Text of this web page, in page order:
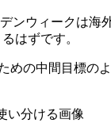
ンウィークは
はずです。
めの中間目標の